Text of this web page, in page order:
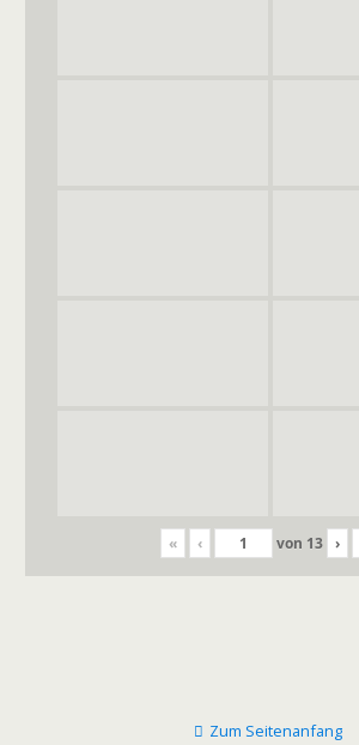
« ‹ von 13 ›
Zum Seitenanfang